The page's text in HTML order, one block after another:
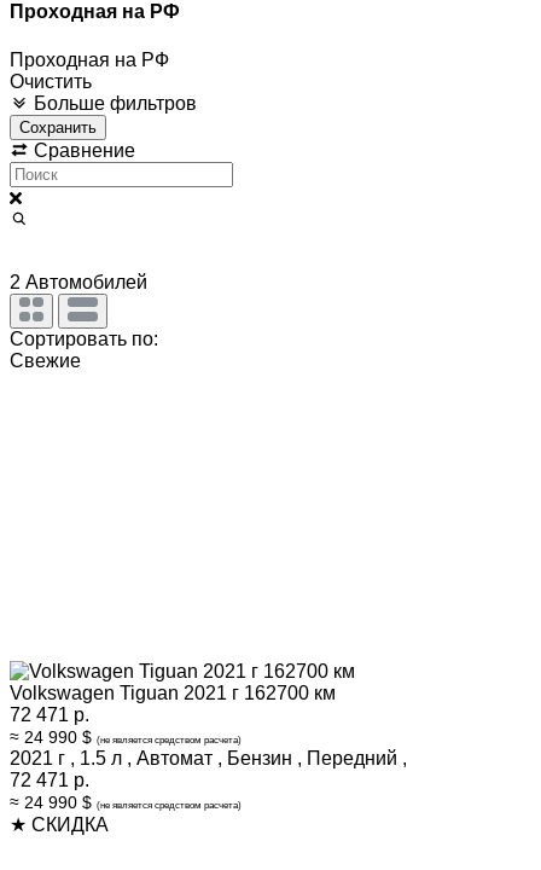
Проходная на РФ
Проходная на РФ
Очистить
Больше фильтров
Сохранить
Сравнение
2 Автомобилей
Сортировать по:
Свежие
Volkswagen Tiguan 2021 г 162700 км
72 471 р.
≈ 24 990 $ (не является средством расчета)
2021 г , 1.5 л , Автомат , Бензин , Передний ,
72 471 р.
≈ 24 990 $ (не является средством расчета)
★ СКИДКА